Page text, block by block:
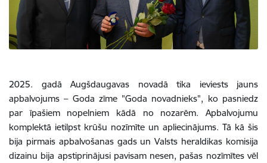
2025. gadā Augšdaugavas novadā tika ieviests jauns
apbalvojums – Goda zīme "Goda novadnieks", ko pasniedz
par īpašiem nopelniem kādā no nozarēm. Apbalvojumu
komplektā ietilpst krūšu nozīmīte un apliecinājums. Tā kā šis
bija pirmais apbalvošanas gads un Valsts heraldikas komisija
dizainu bija apstiprinājusi pavisam nesen, pašas nozīmītes vēl